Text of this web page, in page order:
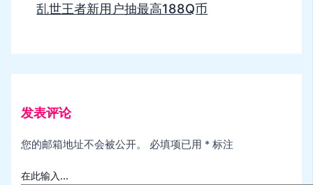
乱世王者新用户抽最高188Q币
发表评论
您的邮箱地址不会被公开。 必填项已用 * 标注
在此输入...